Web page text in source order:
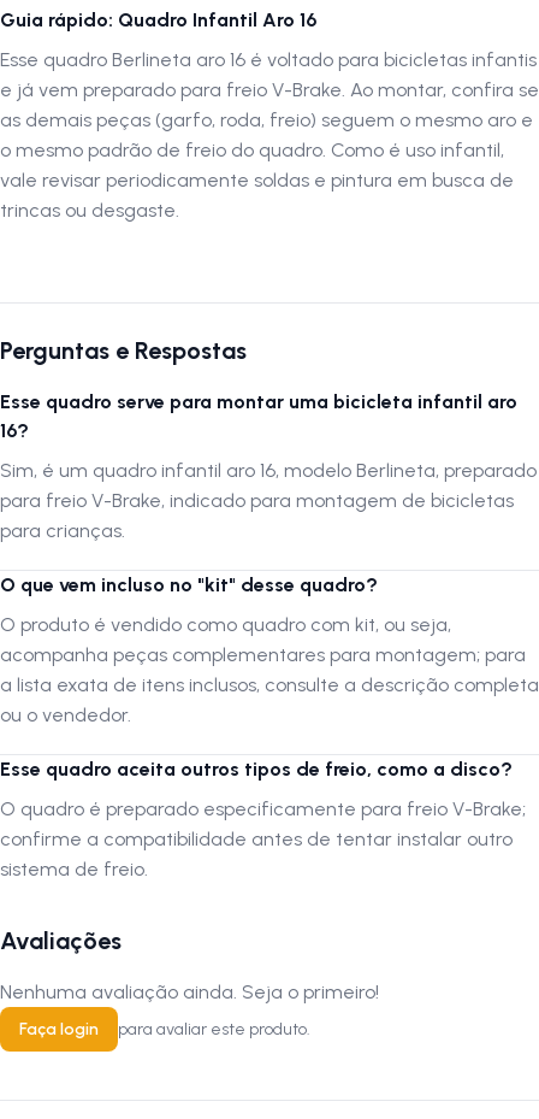
Tipo de Freio:
Movimento de Direção: Standard
Movimento de Centro:45mm
Canote: 25,4mm
Por que comprar este produto?
design que alia resistência e funcionalidade.
Autenticação de Montagem Correta
Se optar por montar o produto por conta própria ou através de um
serviço não especializado, é crucial que a montagem seja verificada
por uma oficina especializada para confirmar que foi realizada
adequadamente.
A LOJA NA PISTA não se responsabiliza por montagens, instalações,
subir escadas ou transporte por guinchos para apartamentos.
Verifique as dimensões do produto e certifique-se que o mesmo passa
por portas, corredores e elevadores.
Assista nosso canal no YouTube: Lojanapista
Guia rápido: Quadro Infantil Aro 16
Esse quadro Berlineta aro 16 é voltado para bicicletas infantis
e já vem preparado para freio V-Brake. Ao montar, confira se
as demais peças (garfo, roda, freio) seguem o mesmo aro e
o mesmo padrão de freio do quadro. Como é uso infantil,
vale revisar periodicamente soldas e pintura em busca de
trincas ou desgaste.
Perguntas e Respostas
Esse quadro serve para montar uma bicicleta infantil aro
16?
Sim, é um quadro infantil aro 16, modelo Berlineta, preparado
para freio V-Brake, indicado para montagem de bicicletas
para crianças.
O que vem incluso no "kit" desse quadro?
O produto é vendido como quadro com kit, ou seja,
acompanha peças complementares para montagem; para
a lista exata de itens inclusos, consulte a descrição completa
ou o vendedor.
Esse quadro aceita outros tipos de freio, como a disco?
O quadro é preparado especificamente para freio V-Brake;
confirme a compatibilidade antes de tentar instalar outro
sistema de freio.
Avaliações
Nenhuma avaliação ainda. Seja o primeiro!
Faça login para avaliar este produto.